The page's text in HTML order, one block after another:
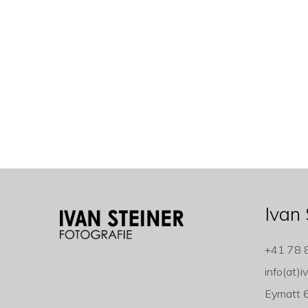
Ivan
+41 78
Eymatt